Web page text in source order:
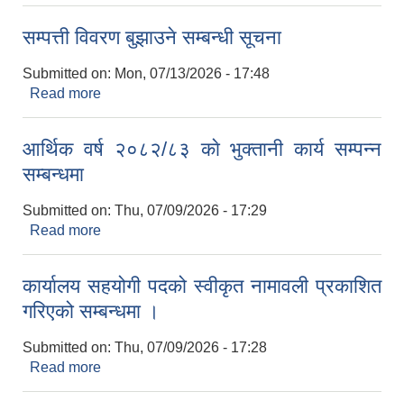
सम्पत्ती विवरण बुझाउने सम्बन्धी सूचना
Submitted on: Mon, 07/13/2026 - 17:48
Read more
आर्थिक वर्ष २०८२/८३ काे भुक्तानी कार्य सम्पन्न
सम्बन्धमा
Submitted on: Thu, 07/09/2026 - 17:29
Read more
कार्यालय सहयोगी पदको स्वीकृत नामावली प्रकाशित
गरिएको सम्बन्धमा ।
Submitted on: Thu, 07/09/2026 - 17:28
Read more